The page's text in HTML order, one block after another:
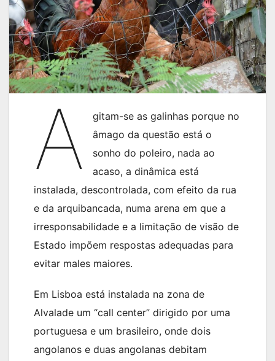
A
gitam-se as galinhas porque no
âmago da questão está o
sonho do poleiro, nada ao
acaso, a dinâmica está
instalada, descontrolada, com efeito da rua
e da arquibancada, numa arena em que a
irresponsabilidade e a limitação de visão de
Estado impõem respostas adequadas para
evitar males maiores.
Em Lisboa está instalada na zona de
Alvalade um “call center” dirigido por uma
portuguesa e um brasileiro, onde dois
angolanos e duas angolanas debitam